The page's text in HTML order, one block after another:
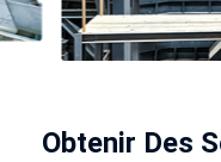
Obtenir Des